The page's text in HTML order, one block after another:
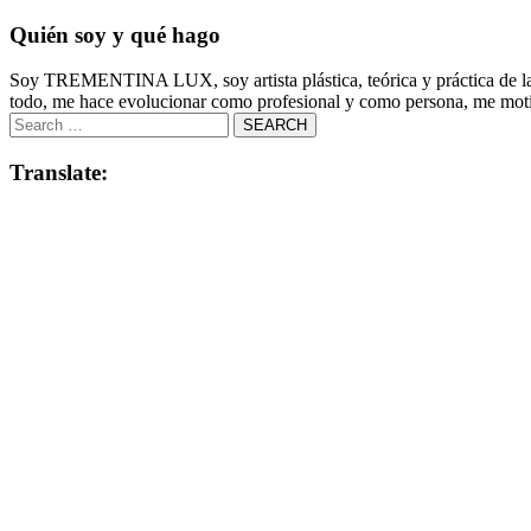
Quién soy y qué hago
Soy TREMENTINA LUX, soy artista plástica, teórica y práctica de
todo, me hace evolucionar como profesional y como persona, me
Translate: